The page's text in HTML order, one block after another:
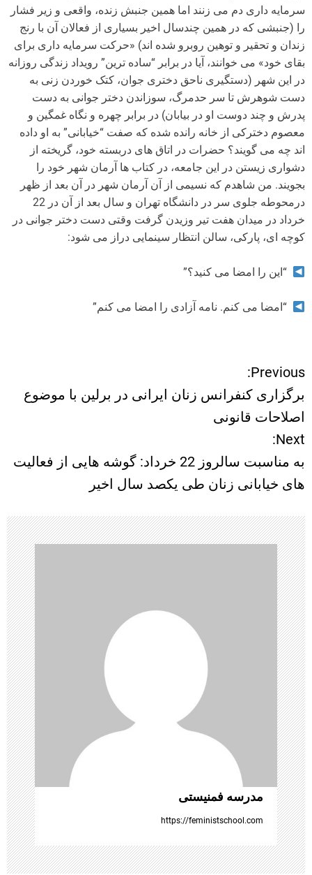
سرمایه داری دم می زنند اما همین جنبش زنده، واقعی و زیر فشار
را (جنبشی که در همین چندسال اخیر بسیاری از فعالان آن با رنج
زندان و تحقیر و توهین روبرو شده اند) «حرکت سرمایه داری برای
بقای خود» می خوانند، آیا در برابر “ساده ترین” رویداد زندگی روزانه
در این شهر (دستگیری ناحق دختری جوان، کتک خوردن زنی به
دست شوهرش تا سر حدمرگ، سوزاندن دختر جوانی به دست
پدرش و چند دوست او در بیابان) در برابر چهره و نگاه غمگین و
معصوم دخترکی از خانه رانده شده که صفت “خیابانی” به او داده
اند چه می گویند؟ حضرات در اتاق های دربسته خود، گریخته از
دشواری زیستن در این جامعه، در کتاب ها آرمان شهر خود را
بجویند. من شاهدم که نسیمی از آن آرمان شهر در آن بعد از ظهر
درمحوطه جلوی سر در دانشگاه تهران و سال بعد از آن در 22
خرداد در میدان هفت تیر وزیدن گرفت وقتی دست دختر جوانی در
کوچه ای، پارکی، سالن انتظار سینمایی دراز می شود:
“این را امضا می کنید؟”
“امضا می کنم. نامه آزادی را امضا می کنم”
ر
ا
ه
ب
ر
ی
ن
و
ش
ت
ه‌
ه
ا
Previous:
برگزاری کنفرانس زنان ایرانی در برلین با موضوع
اصلاحات قانونى
Next:
به مناسبت سالروز 22 خرداد: گوشه هایی از فعالیت
های خیابانی زنان طی یکصد سال اخیر
مدرسه فمنیستی
https://feministschool.com